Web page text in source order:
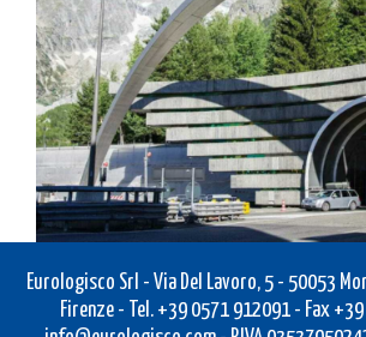
Eurologisco Srl - Via Del Lavoro, 5 - 50053
Firenze - Tel. +39 0571 912091 - Fax